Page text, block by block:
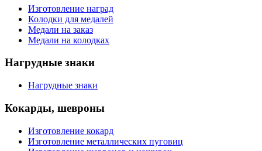
Изготовление наград
Колодки для медалей
Медали на заказ
Медали на колодках
Нагрудные знаки
Нагрудные знаки
Кокарды, шевроны
Изготовление кокард
Изготовление металлических пуговиц